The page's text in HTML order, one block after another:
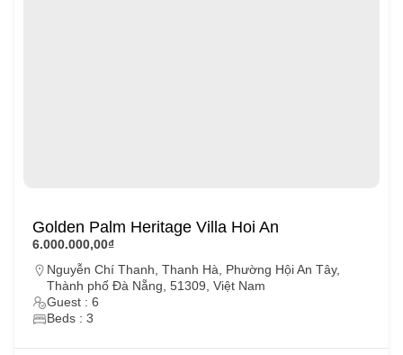
Golden Palm Heritage Villa Hoi An
6.000.000,00₫
Nguyễn Chí Thanh, Thanh Hà, Phường Hội An Tây,
Thành phố Đà Nẵng, 51309, Việt Nam
Guest : 6
Beds : 3